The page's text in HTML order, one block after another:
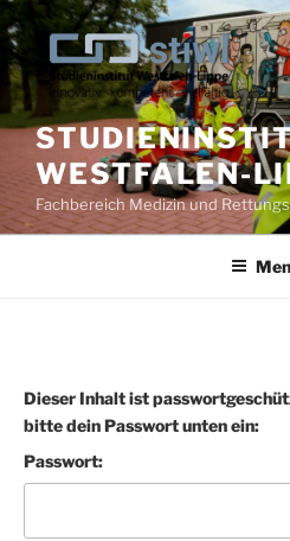
Zum
Inhalt
springen
WESTFALEN-
Fachbereich Medizin und
Dieser Inhalt ist
bitte dein Passwort unten ein:
Passwort: